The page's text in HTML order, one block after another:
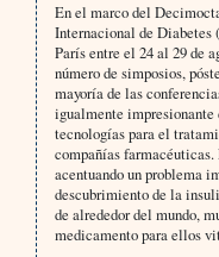
En el marco del
Internacional de Diabetes
París entre el 24 al 29 de
número de simposios,
mayoría de las
igualmente
tecnologías para el
compañías farmacéuticas.
acentuando un problema
descubrimiento de la
de alrededor del mundo,
medicamento para ellos